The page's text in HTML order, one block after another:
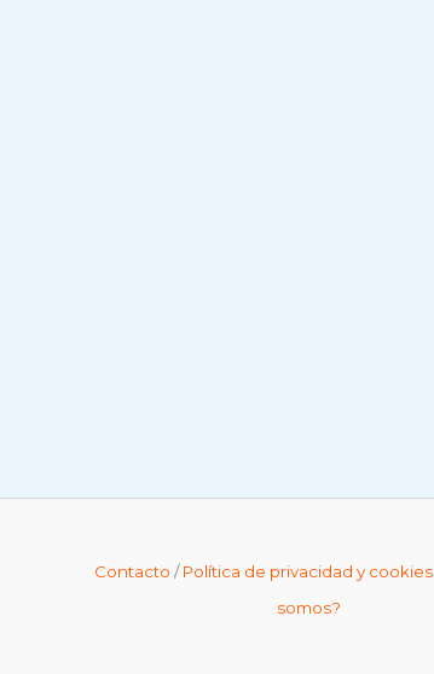
Contacto /Política de privacidad y cookies
somos?